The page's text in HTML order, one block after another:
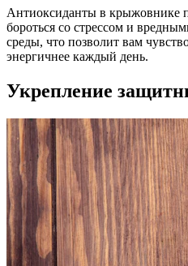
Антиоксиданты в крыжовнике
бороться со стрессом и
среды, что позволит вам
энергичнее каждый день.
Укрепление